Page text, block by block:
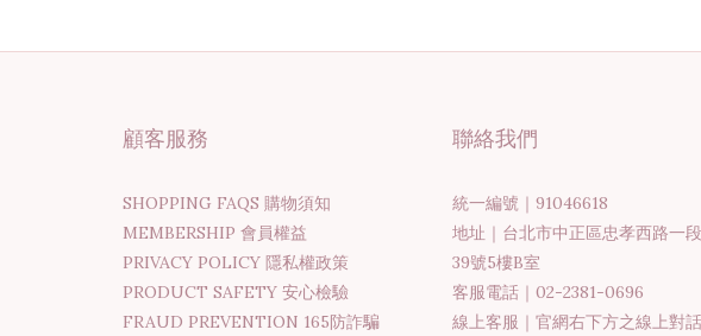
顧客服務
SHOPPING FAQS 購物須知
MEMBERSHIP 會員權益
PRIVACY POLICY 隱私權政策
PRODUCT SAFETY 安心檢驗
FRAUD PREVENTION 165防詐騙
聯絡我們
統一編號｜91046618
地址｜台北市中正區忠孝西路一段
39號5樓B室
客服電話｜02-2381-0696
線上客服｜官網右下方之線上對